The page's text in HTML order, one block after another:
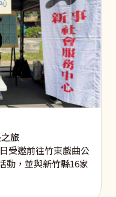
旅
受邀前往竹東戲曲公
動，並與新竹縣16家